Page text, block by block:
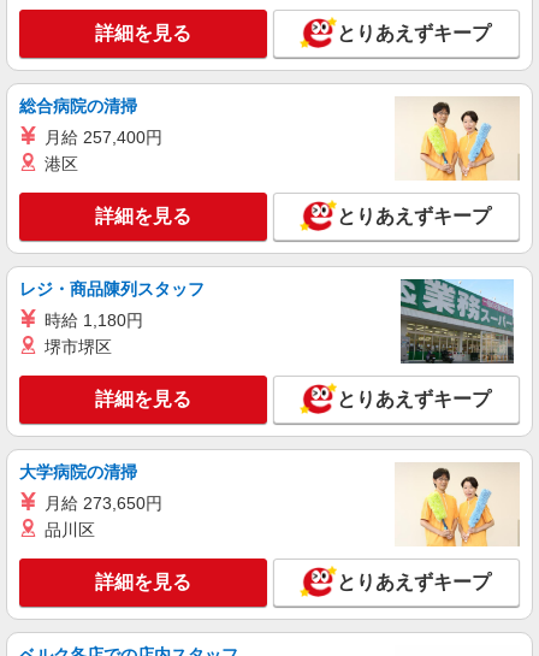
保育士/月・水・金 14時退勤 フリー担当
武蔵小杉駅
【時給】1,500円〜＋交通費別途全額支給 ・交
通費全額支給 （車通勤の場合も駐車場代・ガソリ
ン代は弊社負担） ・各種保険完備 ・昇給あり
神奈川県川崎市中原区にある私立認可保育園
詳細を見る
株式会社アスカ 横浜支店（jb582468）
私立認可保育園の保育士
月給 240,000円 〜 300,000円 ※給与幅は経
験・能力により考慮 賞与あり 交通費あり／交通費
規定支給 給与内訳 ・月給 240,000円〜300,000
円 ・調整手当：3万7000円〜5万8000円 ・役職手
当：0〜2万円 ・固定残業代（4時間分）：1万円
※別途、経験手当・管理職手当・リーダー手当あ
り
■小杉もりのこ保育園（私立認可保育園） 神奈
川県川崎市中原区市ノ坪3864
キープ 詳細を見る
正社員
株式会社アスカ 横浜支店（jb587360）
月給 239,300円 〜 364,300円 ※給与幅は経
験・能力により考慮 賞与あり 交通費あり／全額支
給 ※年齢・経験・能力を考慮いたします。
■ChaCha Children Imai（私立認可保育園） 神
奈川県川崎市中原区今井仲町５－３１
詳細を見る とりあえずキープ
総合病院の清掃
月給 257,400円
港区
詳細を見る とりあえずキープ
レジ・商品陳列スタッフ
時給 1,180円
堺市堺区
詳細を見る とりあえずキープ
大学病院の清掃
月給 273,650円
品川区
詳細を見る とりあえずキープ